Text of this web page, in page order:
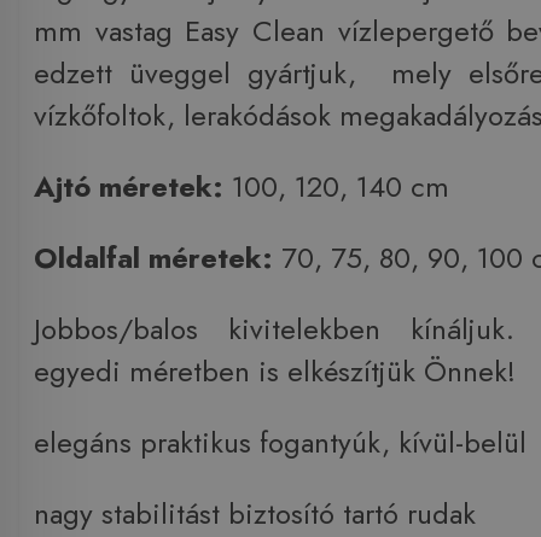
mm vastag Easy Clean vízlepergető
edzett üveggel gyártjuk, mely
vízkőfoltok, lerakódások
Ajtó méretek: 100, 120, 140 cm
Oldalfal méretek: 70, 75, 80, 90, 100
Jobbos/balos kivitelekben
egyedi méretben is elkészítjük Önnek!
elegáns praktikus fogantyúk, kívül-belül
nagy stabilitást biztosító tartó rudak